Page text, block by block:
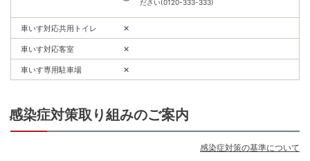
ださい(0120-333-333)
車いす対応共用トイレ ✕
車いす対応客室 ✕
車いす専用駐車場 ✕
感染症対策取り組みのご案内
感染症対策の基準について